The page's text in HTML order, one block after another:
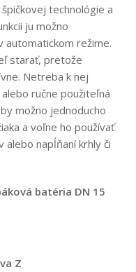
technológie a
ju možno
automatickom režime.
starať, pretože
Netreba k nej
ručne použiteľná
možno jednoducho
a voľne ho používať
alebo napĺňaní krhly či
batéria DN 15
Z